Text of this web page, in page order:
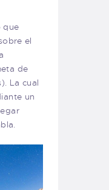
que
el
de
La cual
un